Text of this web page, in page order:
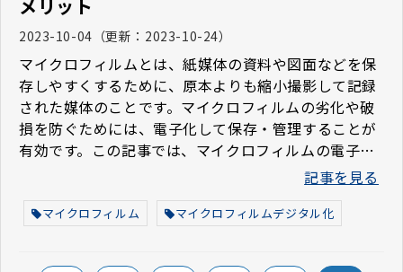
メリット
2023-10-04 （更新： 2023-10-24）
マイクロフィルムとは、紙媒体の資料や図面などを保
存しやすくするために、原本よりも縮小撮影して記録
された媒体のことです。マイクロフィルムの劣化や破
損を防ぐためには、電子化して保存・管理することが
有効です。この記事では、マイクロフィルムの電子化
に関する基礎知識と電子化の必要性、メリットについ
記事を見る
マイクロフィルム マイクロフィルムデジタル化